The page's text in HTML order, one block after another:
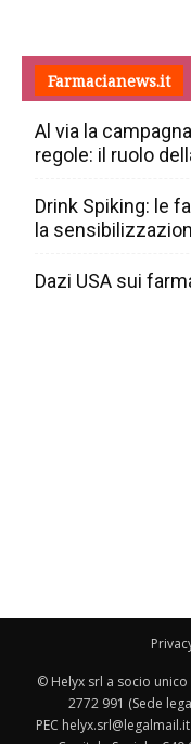
Farmacianews.it
Al via la
regole: il ruolo
Drink Spiking: le
la
Dazi USA sui
© Helyx srl a socio unico
2772 991 (Sede
PEC